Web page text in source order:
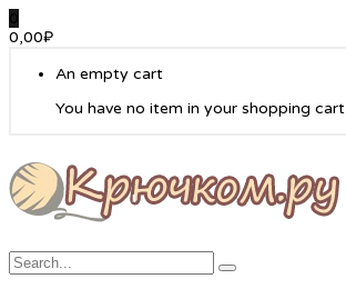
0
0,00₽
An empty cart
You have no item in your shopping cart